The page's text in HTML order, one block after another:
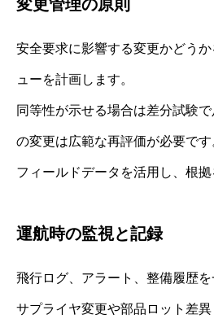
変更管理の原則
安全要求に影響する変更かどう
ューを計画します。
同等性が示せる場合は差分試験
の変更は広範な再評価が必要です
フィールドデータを活用し、根拠
運航時の監視と記録
飛行ログ、アラート、整備履歴を
サプライヤ変更や部品ロット差